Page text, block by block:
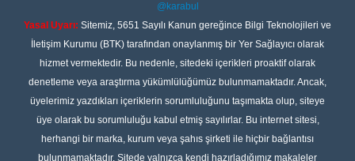
@karabul
Yasal Uyarı: Sitemiz, 5651 Sayılı Kanun gereğince Bilgi Teknolojileri ve
İletişim Kurumu (BTK) tarafından onaylanmış bir Yer Sağlayıcı olarak
hizmet vermektedir. Bu nedenle, sitedeki içerikleri proaktif olarak
denetleme veya araştırma yükümlülüğümüz bulunmamaktadır. Ancak,
üyelerimiz yazdıkları içeriklerin sorumluluğunu taşımakta olup, siteye
üye olarak bu sorumluluğu kabul etmiş sayılırlar. Bu internet sitesi,
herhangi bir marka, kurum veya şahıs şirketi ile hiçbir bağlantısı
bulunmamaktadır. Sitede yalnızca kendi hazırladığımız makaleler